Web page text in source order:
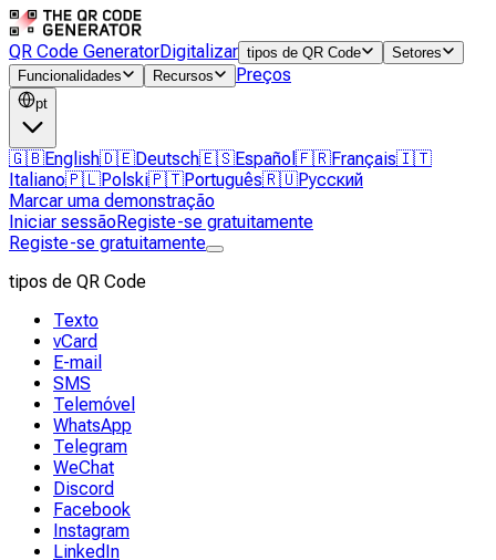
QR Code GeneratorDigitalizar tipos de QR Code
Setores
Funcionalidades
Recursos Preços
pt
🇬🇧English🇩🇪Deutsch🇪🇸Español 🇫🇷Français🇮🇹
Italiano🇵🇱Polski🇵🇹Português🇷🇺Русский
Marcar uma demonstração
Iniciar sessãoRegiste-se gratuitamente
Registe-se gratuitamente
tipos de QR Code
Texto
vCard
E-mail
SMS
Telemóvel
WhatsApp
Telegram
WeChat
Discord
Facebook
Instagram
LinkedIn